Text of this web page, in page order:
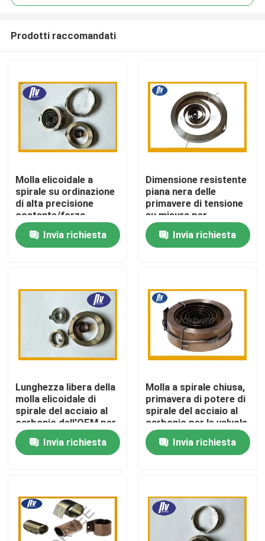
Casa
Prodotti
Giro della fabbrica
Controllo di qualità
Contattici
Richieda una citazione
Primavera a spirale piana
Primavera a spirale di torsione
Prodotti raccomandati
Molla elicoidale a
spirale su ordinazione
di alta precisione
costante/forza
variabile per l'orologio
Invia richiesta
Dimensione resistente
piana nera delle
primavere di tensione
su misura per
l'aspirapolvere
Invia richiesta
Lunghezza libera della
molla elicoidale di
spirale del acciaio al
carbonio dell'OEM per
l'attrezzatura di
produzione
automatica
Invia richiesta
Molla a spirale chiusa,
primavera di potere di
spirale del acciaio al
carbonio per le valvole
Invia richiesta